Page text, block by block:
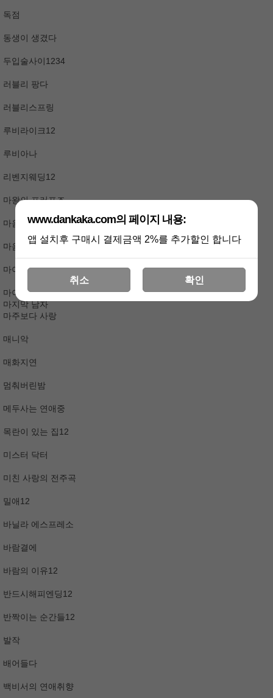
독점
동생이 생겼다
두입술사이1234
러블리 팡다
러블리스프링
루비라이크12
루비아나
리벤지웨딩12
마왕의 프러포즈
마음을 훔치다12
마음이 피는 소리
마이달링신데렐라
마이로맨틱오피스12
마지막 남자
마주보다 사랑
매니악
매화지연
멈춰버린밤
메두사는 연애중
목란이 있는 집12
미스터 닥터
미친 사랑의 전주곡
밀애12
바닐라 에스프레소
바람결에
바람의 이유12
반드시해피엔딩12
반짝이는 순간들12
발작
배어들다
백비서의 연애취향
www.dankaka.com의 페이지 내용:
앱 설치후 구매시 결제금액 2%를 추가할인 합니다
취소 확인